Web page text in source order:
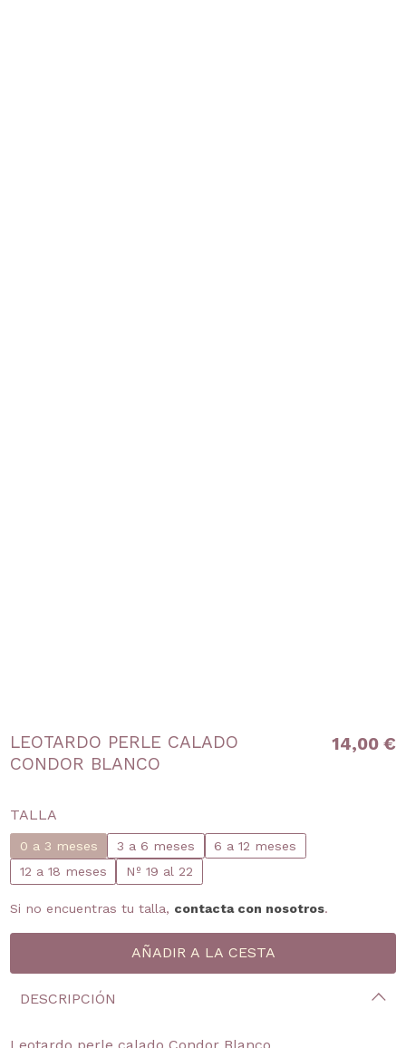
LEOTARDO PERLE CALADO
CONDOR BLANCO
14,00 €
TALLA
0 a 3 meses 3 a 6 meses
6 a 12 meses
12 a 18 meses
Nº 19 al 22
Si no encuentras tu talla, contacta con nosotros.
DESCRIPCIÓN